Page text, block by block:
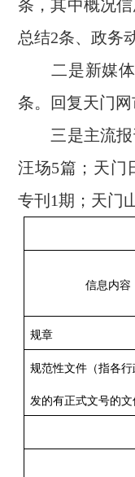
条，其中概况
总结2条、政务
二是新媒
条。回复天门网
三是主流
汪场5篇；天门
专刊1期；天门
信息内容
规章
规范性文件 （指各
发的有正式文号的文